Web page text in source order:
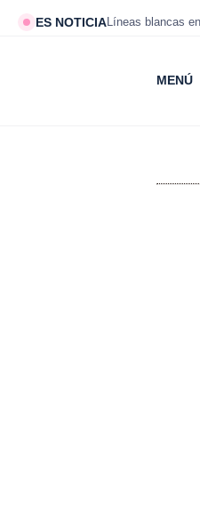
ES NOTICIALíneas blancas
MENÚ